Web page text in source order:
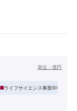
単位： 億円
ライフサイエンス事業 半導体・